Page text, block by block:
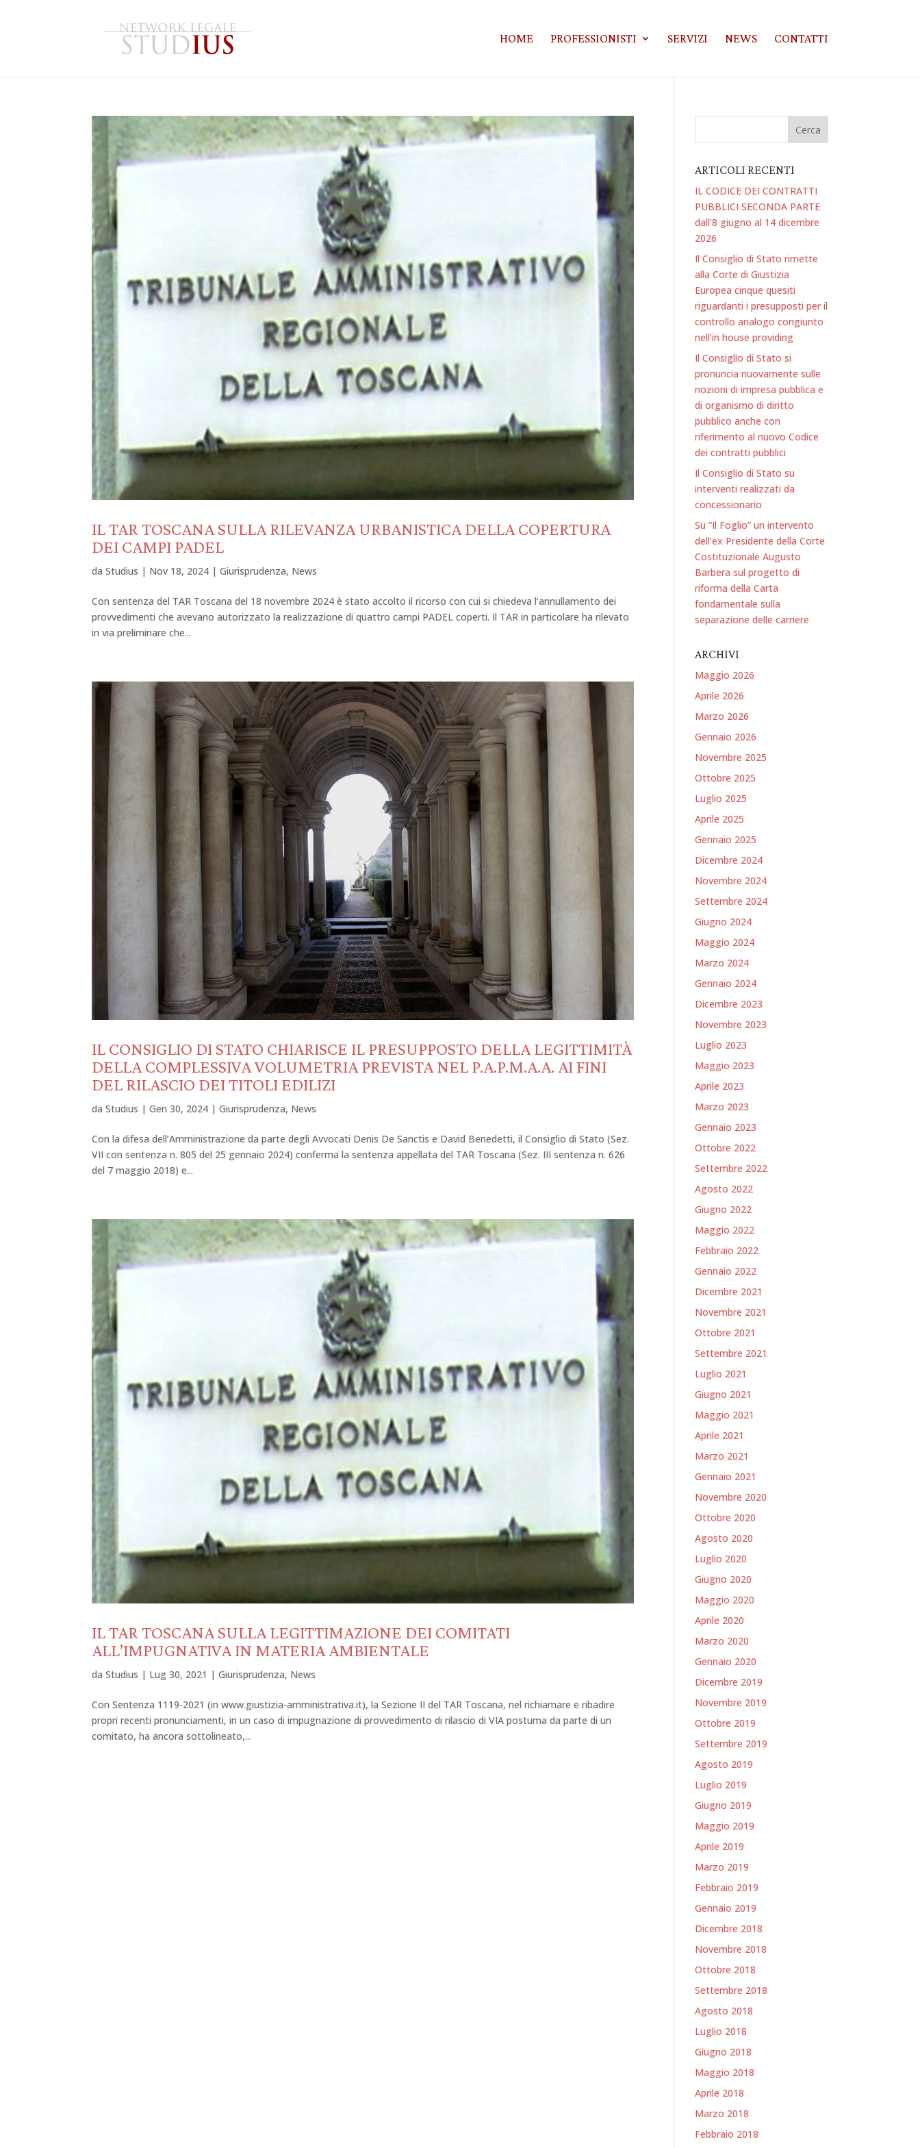
HOME PROFESSIONISTI SERVIZI NEWS CONTATTI
IL TAR TOSCANA SULLA RILEVANZA URBANISTICA DELLA COPERTURA
DEI CAMPI PADEL
daStudius | Nov 18, 2024 |Giurisprudenza, News
Con sentenza del TAR Toscana del 18 novembre 2024 è stato accolto il ricorso con cui si chiedeva l’annullamento dei
provvedimenti che avevano autorizzato la realizzazione di quattro campi PADEL coperti. Il TAR in particolare ha rilevato
in via preliminare che...
IL CONSIGLIO DI STATO CHIARISCE IL PRESUPPOSTO DELLA LEGITTIMITÀ
DELLA COMPLESSIVA VOLUMETRIA PREVISTA NEL P.A.P.M.A.A. AI FINI
DEL RILASCIO DEI TITOLI EDILIZI
daStudius |Gen 30, 2024 |Giurisprudenza, News
Con la difesa dell’Amministrazione da parte degli Avvocati Denis De Sanctis e David Benedetti, il Consiglio di Stato (Sez.
VII con sentenza n. 805 del 25 gennaio 2024) conferma la sentenza appellata del TAR Toscana (Sez. III sentenza n. 626
del 7 maggio 2018) e...
IL TAR TOSCANA SULLA LEGITTIMAZIONE DEI COMITATI
ALL’IMPUGNATIVA IN MATERIA AMBIENTALE
daStudius | Lug 30, 2021 |Giurisprudenza, News
Con Sentenza 1119-2021 (in www.giustizia-amministrativa.it), la Sezione II del TAR Toscana, nel richiamare e ribadire
propri recenti pronunciamenti, in un caso di impugnazione di provvedimento di rilascio di VIA postuma da parte di un
comitato, ha ancora sottolineato,...
ARTICOLI RECENTI
IL CODICE DEI CONTRATTI
PUBBLICI SECONDA PARTE
dall’8 giugno al 14 dicembre
2026
Il Consiglio di Stato rimette
alla Corte di Giustizia
Europea cinque quesiti
riguardanti i presupposti per il
controllo analogo congiunto
nell’in house providing
Il Consiglio di Stato si
pronuncia nuovamente sulle
nozioni di impresa pubblica e
di organismo di diritto
pubblico anche con
riferimento al nuovo Codice
dei contratti pubblici
Il Consiglio di Stato su
interventi realizzati da
concessionario
Su “Il Foglio” un intervento
dell’ex Presidente della Corte
Costituzionale Augusto
Barbera sul progetto di
riforma della Carta
fondamentale sulla
separazione delle carriere
ARCHIVI
Maggio 2026
Aprile 2026
Marzo 2026
Gennaio 2026
Novembre 2025
Ottobre 2025
Luglio 2025
Aprile 2025
Gennaio 2025
Dicembre 2024
Novembre 2024
Settembre 2024
Giugno 2024
Maggio 2024
Marzo 2024
Gennaio 2024
Dicembre 2023
Novembre 2023
Luglio 2023
Maggio 2023
Aprile 2023
Marzo 2023
Gennaio 2023
Ottobre 2022
Settembre 2022
Agosto 2022
Giugno 2022
Maggio 2022
Febbraio 2022
Gennaio 2022
Dicembre 2021
Novembre 2021
Ottobre 2021
Settembre 2021
Luglio 2021
Giugno 2021
Maggio 2021
Aprile 2021
Marzo 2021
Gennaio 2021
Novembre 2020
Ottobre 2020
Agosto 2020
Luglio 2020
Giugno 2020
Maggio 2020
Aprile 2020
Marzo 2020
Gennaio 2020
Dicembre 2019
Novembre 2019
Ottobre 2019
Settembre 2019
Agosto 2019
Luglio 2019
Giugno 2019
Maggio 2019
Aprile 2019
Marzo 2019
Febbraio 2019
Gennaio 2019
Dicembre 2018
Novembre 2018
Ottobre 2018
Settembre 2018
Agosto 2018
Luglio 2018
Giugno 2018
Maggio 2018
Aprile 2018
Marzo 2018
Febbraio 2018